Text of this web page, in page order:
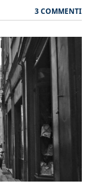
3 COMMENTI